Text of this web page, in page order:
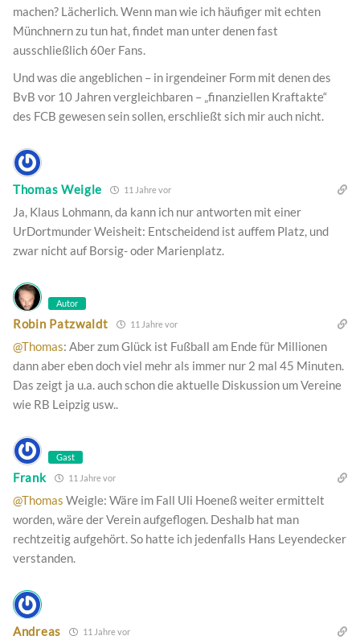
machen? Lächerlich. Wenn man wie ich häufiger mit echten
Münchnern zu tun hat, findet man unter denen fast
ausschließlich 60er Fans.
Und was die angeblichen – in irgendeiner Form mit denen des
BvB vor 10 Jahren vergleichbaren – „finanziellen Kraftakte“
des FCB gewesen sein sollen, erschließt sich mir auch nicht.
Thomas Weigle 11 Jahre vor
Ja, Klaus Lohmann, da kann ich nur antworten mit einer
UrDortmunder Weisheit: Entscheidend ist auffem Platz, und
zwar nicht auf Borsig- oder Marienplatz.
Autor
Robin Patzwaldt 11 Jahre vor
@Thomas: Aber zum Glück ist Fußball am Ende für Millionen
dann aber eben doch viel mehr als immer nur 2 mal 45 Minuten.
Das zeigt ja u.a. auch schon die aktuelle Diskussion um Vereine
wie RB Leipzig usw..
Gast
Frank 11 Jahre vor
@Thomas Weigle: Wäre im Fall Uli Hoeneß weiter ermittelt
worden, wäre der Verein aufgeflogen. Deshalb hat man
rechtzeitig aufgehört. So hatte ich jedenfalls Hans Leyendecker
verstanden.
Andreas 11 Jahre vor